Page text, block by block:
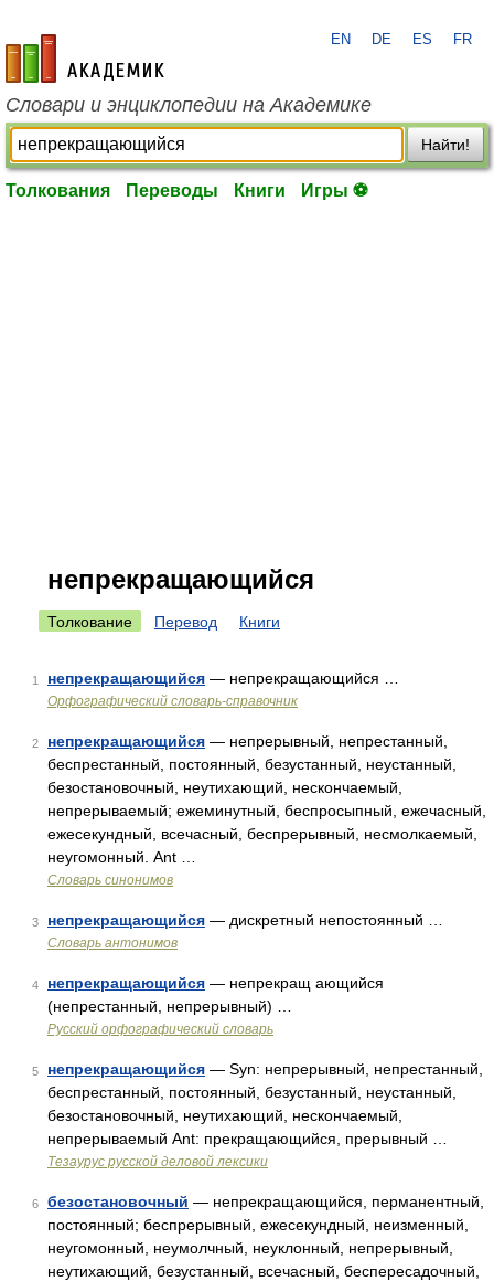
academic.ru
EN DE ES FR
Словари и энциклопедии на Академике
Найти!
Толкования Переводы Книги Игры ⚽
непрекращающийся
Толкование Перевод Книги
1 непрекращающийся — непрекращающийся …
Орфографический словарь-справочник
2 непрекращающийся — непрерывный, непрестанный,
беспрестанный, постоянный, безустанный, неустанный,
безостановочный, неутихающий, нескончаемый,
непрерываемый; ежеминутный, беспросыпный, ежечасный,
ежесекундный, всечасный, беспрерывный, несмолкаемый,
неугомонный. Ant …
Словарь синонимов
3 непрекращающийся — дискретный непостоянный …
Словарь антонимов
4 непрекращающийся — непрекращ ающийся
(непрестанный, непрерывный) …
Русский орфографический словарь
5 непрекращающийся — Syn: непрерывный, непрестанный,
беспрестанный, постоянный, безустанный, неустанный,
безостановочный, неутихающий, нескончаемый,
непрерываемый Ant: прекращающийся, прерывный …
Тезаурус русской деловой лексики
6 безостановочный — непрекращающийся, перманентный,
постоянный; беспрерывный, ежесекундный, неизменный,
неугомонный, неумолчный, неуклонный, непрерывный,
неутихающий, безустанный, всечасный, беспересадочный,